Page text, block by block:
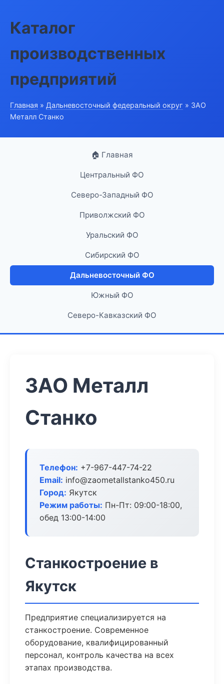
Каталог
производственных
предприятий
Главная » Дальневосточный федеральный округ » ЗАО
Металл Станко
🏠 Главная
Центральный ФО
Северо-Западный ФО
Приволжский ФО
Уральский ФО
Сибирский ФО
Дальневосточный ФО
Южный ФО
Северо-Кавказский ФО
ЗАО Металл
Станко
Телефон: +7-967-447-74-22
Email: info@zaometallstanko450.ru
Город: Якутск
Режим работы: Пн-Пт: 09:00-18:00,
обед 13:00-14:00
Станкостроение в
Якутск
Предприятие специализируется на
станкостроение. Современное
оборудование, квалифицированный
персонал, контроль качества на всех
этапах производства.